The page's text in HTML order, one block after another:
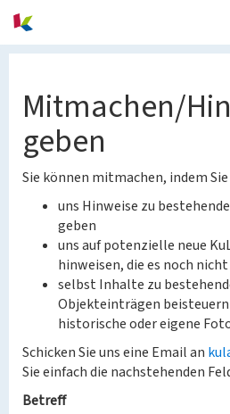
Mitmachen/
geben
Sie können mitmachen, indem Sie
uns Hinweise zu
geben
uns auf potenzielle neue
hinweisen, die es noch
selbst Inhalte zu
Objekteinträgen
historische oder eigene
Schicken Sie uns eine Email an
Sie einfach die nachstehenden
Betreff